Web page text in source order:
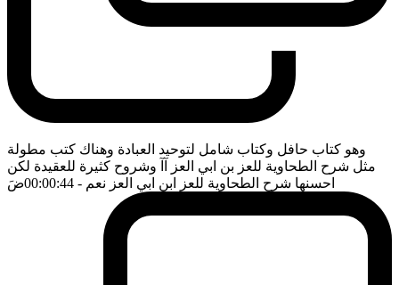
وهو كتاب حافل وكتاب شامل لتوحيد العبادة وهناك كتب مطولة
مثل شرح الطحاوية للعز بن ابي العز آآ وشروح كثيرة للعقيدة لكن
احسنها شرح الطحاوية للعز ابن ابي العز نعم - 00:00:44 ضَ